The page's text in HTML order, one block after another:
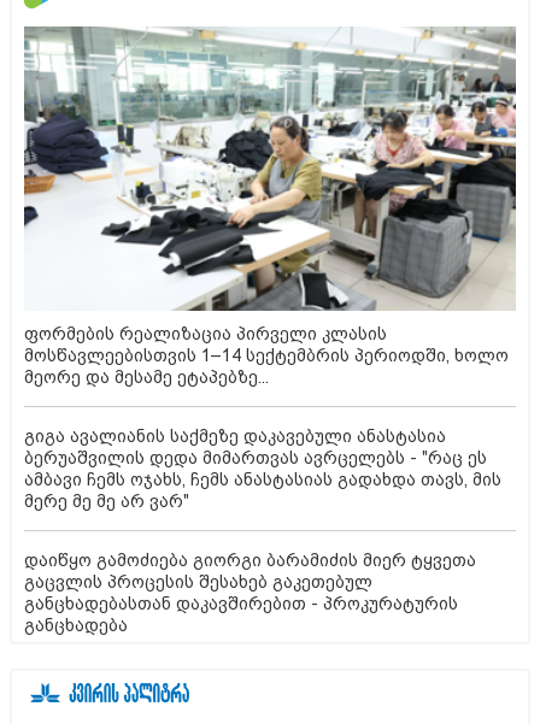
ფორმების რეალიზაცია პირველი კლასის
მოსწავლეებისთვის 1–14 სექტემბრის პერიოდში, ხოლო
მეორე და მესამე ეტაპებზე...
გიგა ავალიანის საქმეზე დაკავებული ანასტასია
ბერუაშვილის დედა მიმართვას ავრცელებს - "რაც ეს
ამბავი ჩემს ოჯახს, ჩემს ანასტასიას გადახდა თავს, მის
მერე მე მე არ ვარ"
დაიწყო გამოძიება გიორგი ბარამიძის მიერ ტყვეთა
გაცვლის პროცესის შესახებ გაკეთებულ
განცხადებასთან დაკავშირებით - პროკურატურის
განცხადება